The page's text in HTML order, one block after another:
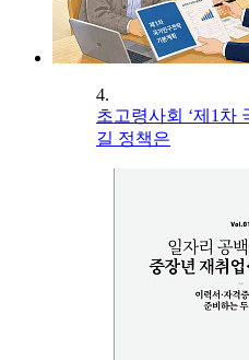
4.
초고령사회 ‘제1차
길 정책은